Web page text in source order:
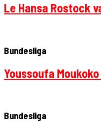
Le Hansa Rostock
Bundesliga
Youssoufa
Bundesliga